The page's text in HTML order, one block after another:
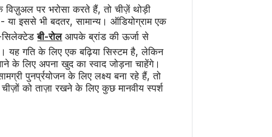
पर भरोसा करते हैं, तो चीज़ें थोड़ी
या इससे भी बदतर, सामान्य। ऑडियोग्राम एक
बी-रोलआपके ब्रांड की ऊर्जा से
यह गति के लिए एक बढ़िया सिस्टम है, लेकिन
के लिए अपना खुद का स्वाद जोड़ना चाहेंगे।
पुनर्प्रयोजन के लिए लक्ष्य बना रहे हैं, तो
को ताज़ा रखने के लिए कुछ मानवीय स्पर्श